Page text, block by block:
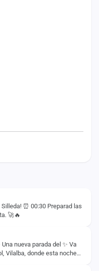
⏰ 00:30 Preparad las
🚀🔥
nueva parada del ✨ Va
Vilalba, donde esta noche